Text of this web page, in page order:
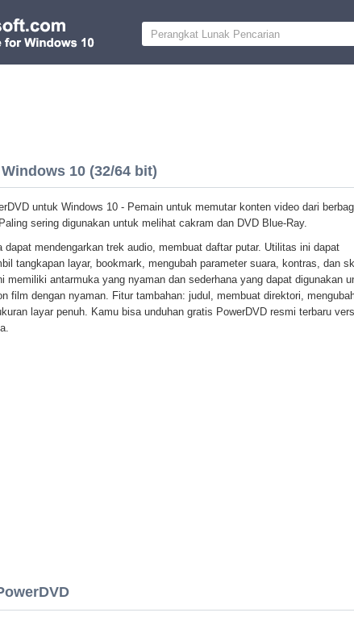
10 (32/64 bit)
untuk Windows 10 - Pemain untuk memutar konten video dari
sering digunakan untuk melihat cakram dan DVD Blue-Ray.
dapat mendengarkan trek audio, membuat daftar putar. Utilitas ini dapat
tangkapan layar, bookmark, mengubah parameter suara, kontras, dan
memiliki antarmuka yang nyaman dan sederhana yang dapat digunakan
film dengan nyaman. Fitur tambahan: judul, membuat direktori,
layar penuh. Kamu bisa unduhan gratis PowerDVD resmi terbaru